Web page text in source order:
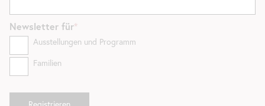
Newsletter für
Ausstellungen und Programm
Familien